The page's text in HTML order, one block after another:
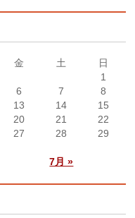
金 土 日
7月 »
1
6 7
8
13 14
15
20 21
22
27 28
29